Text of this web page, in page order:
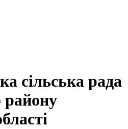
сільська рада
району